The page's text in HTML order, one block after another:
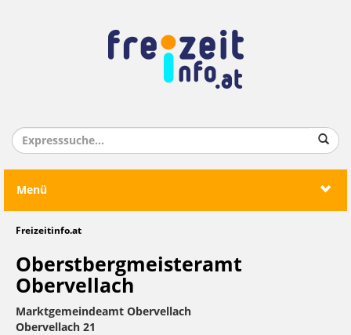
Menü
Freizeitinfo.at
Oberstbergmeisteramt
Obervellach
Marktgemeindeamt Obervellach
Obervellach 21